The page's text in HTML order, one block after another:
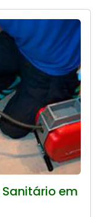
em